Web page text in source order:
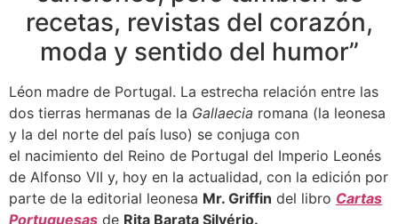
recetas, revistas del corazón,
moda y sentido del humor”
Léon madre de Portugal. La estrecha relación entre las
dos tierras hermanas de la Gallaecia romana (la leonesa
y la del norte del país luso) se conjuga con
el nacimiento del Reino de Portugal del Imperio Leonés
de Alfonso VII y, hoy en la actualidad, con la edición por
parte de la editorial leonesa Mr. Griffin del libro Cartas
Portuguesas de Rita Barata Silvério.